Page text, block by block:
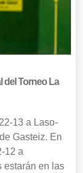
del Torneo La
13 a Laso-
Gasteiz. En
12 a
estarán en las